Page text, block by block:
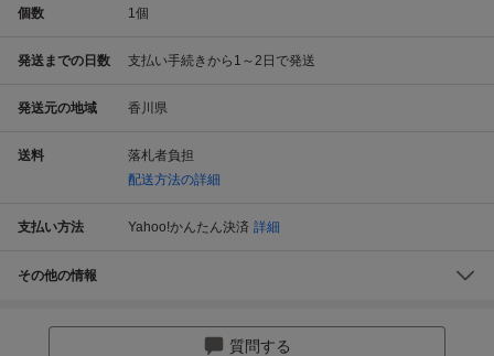
個数 1個
発送までの日数 支払い手続きから1～2日で発送
発送元の地域 香川県
送料
落札者負担
配送方法の詳細
支払い方法 Yahoo!かんたん決済 詳細
その他の情報
質問する